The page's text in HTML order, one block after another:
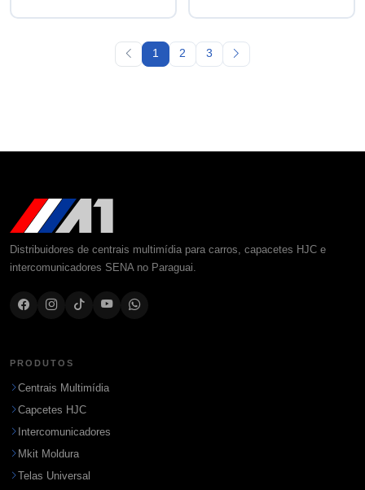
1 2 3
Distribuidores de centrais multimídia para carros, capacetes HJC e
intercomunicadores SENA no Paraguai.
PRODUTOS
Centrais Multimídia
Capcetes HJC
Intercomunicadores
Mkit Moldura
Telas Universal